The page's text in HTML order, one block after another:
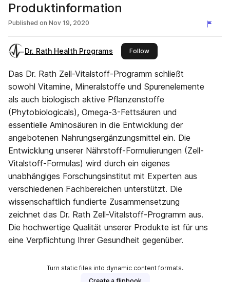
Produktinformation
Published on Nov 19, 2020
Dr. Rath Health Programs Followthis publisher
Das Dr. Rath Zell-Vitalstoff-Programm schließt
sowohl Vitamine, Mineralstoffe und Spurenelemente
als auch biologisch aktive Pflanzenstoffe
(Phytobiologicals), Omega-3-Fettsäuren und
essentielle Aminosäuren in die Entwicklung der
angebotenen Nahrungsergänzungsmittel ein. Die
Entwicklung unserer Nährstoff-Formulierungen (Zell-
Vitalstoff-Formulas) wird durch ein eigenes
unabhängiges Forschungsinstitut mit Experten aus
verschiedenen Fachbereichen unterstützt. Die
wissenschaftlich fundierte Zusammensetzung
zeichnet das Dr. Rath Zell-Vitalstoff-Programm aus.
Die hochwertige Qualität unserer Produkte ist für uns
eine Verpflichtung Ihrer Gesundheit gegenüber.
Turn static files into dynamic content formats.